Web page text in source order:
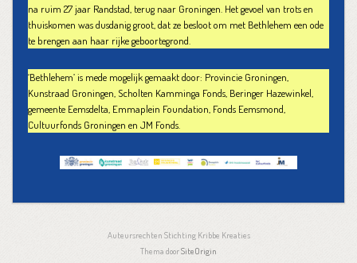
na ruim 27 jaar Randstad, terug naar Groningen. Het gevoel van trots en
thuiskomen was dusdanig groot, dat ze besloot om met Bethlehem een ode
te brengen aan haar rijke geboortegrond.
‘Bethlehem’ is mede mogelijk gemaakt door: Provincie Groningen,
Kunstraad Groningen, Scholten Kamminga Fonds, Beringer Hazewinkel,
gemeente Eemsdelta, Emmaplein Foundation, Fonds Eemsmond,
Cultuurfonds Groningen en JM Fonds.
Auteursrechten Stichting Kribbe Kreaties
Thema doorSiteOrigin